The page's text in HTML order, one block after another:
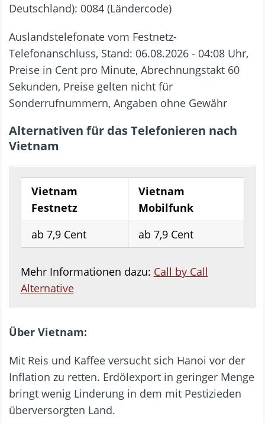
Deutschland): 0084 (Ländercode)
Auslandstelefonate vom Festnetz-
Telefonanschluss, Stand: 06.08.2026 - 04:08 Uhr,
Preise in Cent pro Minute, Abrechnungstakt 60
Sekunden, Preise gelten nicht für
Sonderrufnummern, Angaben ohne Gewähr
Alternativen für das Telefonieren nach
Vietnam
Vietnam
Festnetz
Vietnam
Mobilfunk
ab 7,9 Cent
ab 7,9 Cent
Mehr Informationen dazu: Call by Call
Alternative
Über Vietnam:
Mit Reis und Kaffee versucht sich Hanoi vor der
Inflation zu retten. Erdölexport in geringer Menge
bringt wenig Linderung in dem mit Pestizieden
überversorgten Land.